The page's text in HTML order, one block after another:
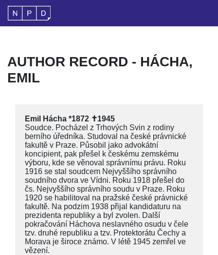
AUTHOR RECORD - HÁCHA,
EMIL
Emil Hácha *1872 ✝1945
Soudce. Pocházel z Trhových Svin z rodiny
berního úředníka. Studoval na české právnické
fakultě v Praze. Působil jako advokátní
koncipient, pak přešel k českému zemskému
výboru, kde se věnoval správnímu právu. Roku
1916 se stal soudcem Nejvyššího správního
soudního dvora ve Vídni. Roku 1918 přešel do
čs. Nejvyššího správního soudu v Praze. Roku
1920 se habilitoval na pražské české právnické
fakultě. Na podzim 1938 přijal kandidaturu na
prezidenta republiky a byl zvolen. Další
pokračování Háchova neslavného osudu v čele
tzv. druhé republiku a tzv. Protektorátu Čechy a
Morava je široce známo. V létě 1945 zemřel ve
vězení.